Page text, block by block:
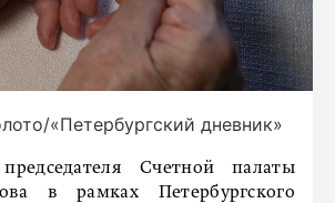
«Петербургский дневник»
председателя Счетной палаты
в рамках Петербургского